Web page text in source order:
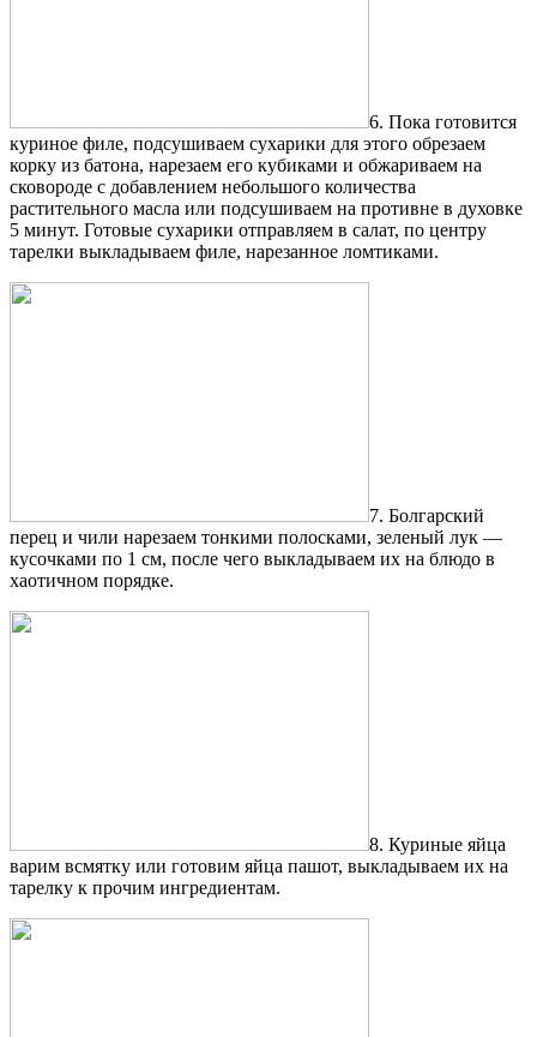
6. Пока готовится
куриное филе, подсушиваем сухарики для этого обрезаем
корку из батона, нарезаем его кубиками и обжариваем на
сковороде с добавлением небольшого количества
растительного масла или подсушиваем на противне в духовке
5 минут. Готовые сухарики отправляем в салат, по центру
тарелки выкладываем филе, нарезанное ломтиками.
7. Болгарский
перец и чили нарезаем тонкими полосками, зеленый лук —
кусочками по 1 см, после чего выкладываем их на блюдо в
хаотичном порядке.
8. Куриные яйца
варим всмятку или готовим яйца пашот, выкладываем их на
тарелку к прочим ингредиентам.